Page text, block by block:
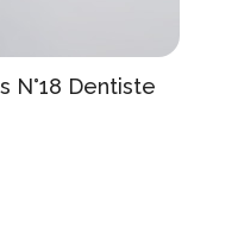
N°18 Dentiste